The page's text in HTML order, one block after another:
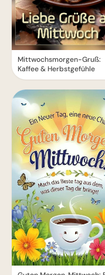
Mittwochsmorgen-Gruß:
Kaffee & Herbstgefühle